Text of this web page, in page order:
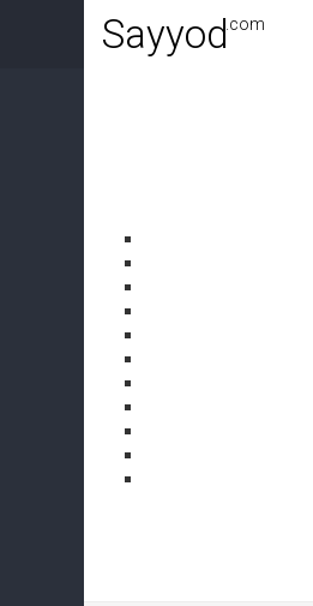
Sayyod.com